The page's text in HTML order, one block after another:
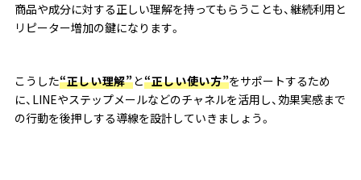
商品や成分に対する正しい理解を持ってもらうことも、継続利用と
リピーター増加の鍵になります。
こうした“正しい理解”と“正しい使い方”をサポートするため
に、LINEやステップメールなどのチャネルを活用し、効果実感まで
の行動を後押しする導線を設計していきましょう。